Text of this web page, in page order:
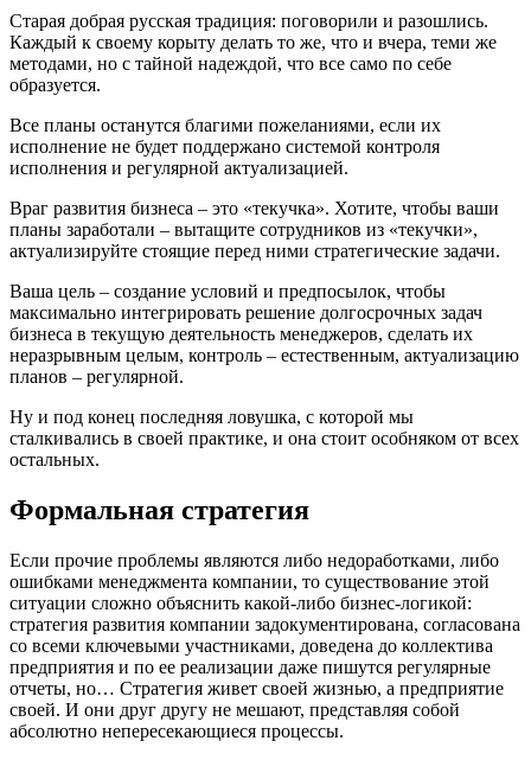
Старая добрая русская традиция: поговорили и разошлись.
Каждый к своему корыту делать то же, что и вчера, теми же
методами, но с тайной надеждой, что все само по себе
образуется.
Все планы останутся благими пожеланиями, если их
исполнение не будет поддержано системой контроля
исполнения и регулярной актуализацией.
Враг развития бизнеса – это «текучка». Хотите, чтобы ваши
планы заработали – вытащите сотрудников из «текучки»,
актуализируйте стоящие перед ними стратегические задачи.
Ваша цель – создание условий и предпосылок, чтобы
максимально интегрировать решение долгосрочных задач
бизнеса в текущую деятельность менеджеров, сделать их
неразрывным целым, контроль – естественным, актуализацию
планов – регулярной.
Ну и под конец последняя ловушка, с которой мы
сталкивались в своей практике, и она стоит особняком от всех
остальных.
Формальная стратегия
Если прочие проблемы являются либо недоработками, либо
ошибками менеджмента компании, то существование этой
ситуации сложно объяснить какой-либо бизнес-логикой:
стратегия развития компании задокументирована, согласована
со всеми ключевыми участниками, доведена до коллектива
предприятия и по ее реализации даже пишутся регулярные
отчеты, но… Стратегия живет своей жизнью, а предприятие
своей. И они друг другу не мешают, представляя собой
абсолютно непересекающиеся процессы.